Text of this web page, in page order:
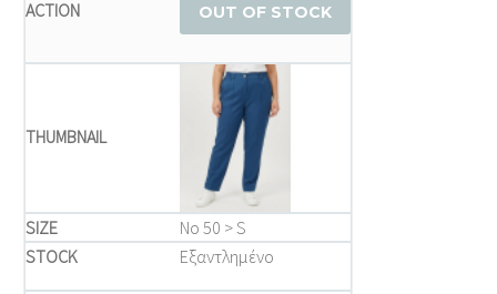
OUT OF STOCK
Νο 50 > S
Εξαντλημένο